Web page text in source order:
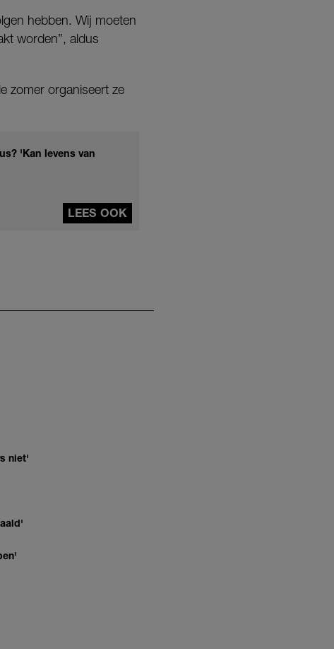
hebben. Wij moeten
worden”, aldus
zomer organiseert ze
'Kan levens van
LEES OOK
niet'